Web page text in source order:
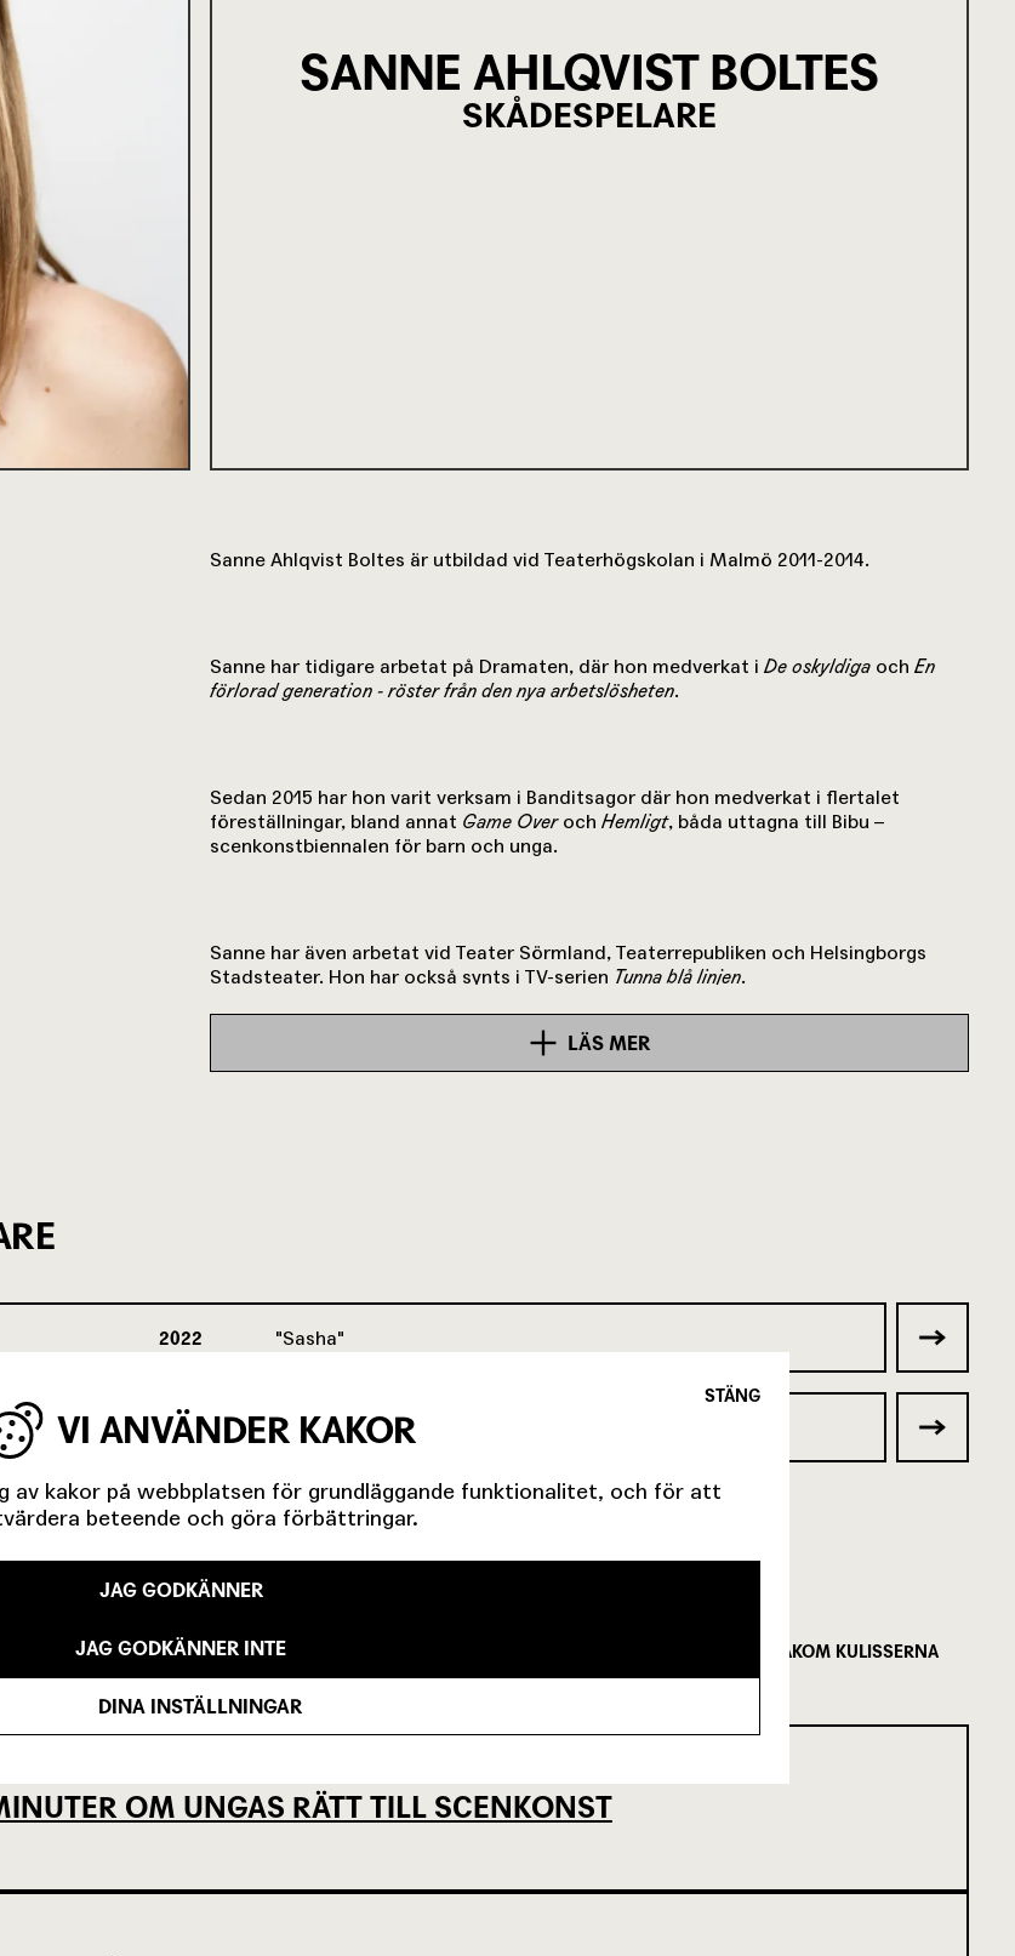
SANNE AHLQVIST BOLTES
SKÅDESPELARE
Sanne Ahlqvist Boltes är utbildad vid Teaterhögskolan i Malmö 2011-2014.
Sanne har tidigare arbetat på Dramaten, där hon medverkat i De oskyldiga och En
förlorad generation - röster från den nya arbetslösheten.
Sedan 2015 har hon varit verksam i Banditsagor där hon medverkat i flertalet
föreställningar, bland annat Game Overoch Hemligt, båda uttagna till Bibu –
scenkonstbiennalen för barn och unga.
Sanne har även arbetat vid Teater Sörmland, Teaterrepubliken och Helsingborgs
Stadsteater. Hon har också synts i TV-serien Tunna blå linjen.
LÄS MER
2022 Sasha
2011
FÖLJ MED BAKOM KULISSERNA
OM UNGAS RÄTT TILL SCENKONST
STÄNG
VI ANVÄNDER KAKOR
av kakor på webbplatsen för grundläggande funktionalitet, och för att
beteende och göra förbättringar.
JAG GODKÄNNER
JAG GODKÄNNER INTE
DINA INSTÄLLNINGAR